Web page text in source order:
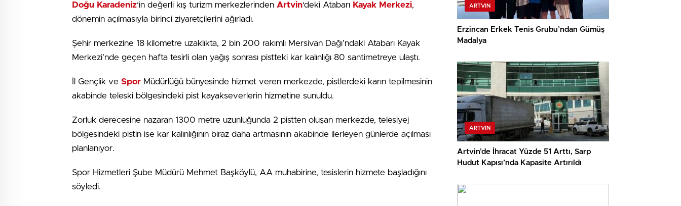
Doğu Karadeniz‘in değerli kış turizm merkezlerinden Artvin‘deki Atabarı Kayak Merkezi,
dönemin açılmasıyla birinci ziyaretçilerini ağırladı.
Şehir merkezine 18 kilometre uzaklıkta, 2 bin 200 rakımlı Mersivan Dağı’ndaki Atabarı Kayak
Merkezi’nde geçen hafta tesirli olan yağış sonrası pistteki kar kalınlığı 80 santimetreye ulaştı.
İl Gençlik ve Spor Müdürlüğü bünyesinde hizmet veren merkezde, pistlerdeki karın tepilmesinin
akabinde teleski bölgesindeki pist kayakseverlerin hizmetine sunuldu.
Zorluk derecesine nazaran 1300 metre uzunluğunda 2 pistten oluşan merkezde, telesiyej
bölgesindeki pistin ise kar kalınlığının biraz daha artmasının akabinde ilerleyen günlerde açılması
planlanıyor.
Spor Hizmetleri Şube Müdürü Mehmet Başköylü, AA muhabirine, tesislerin hizmete başladığını
söyledi.
ARTVIN
Erzincan Erkek Tenis Grubu’ndan Gümüş
Madalya
ARTVIN
Artvin’de İhracat Yüzde 51 Arttı, Sarp
Hudut Kapısı’nda Kapasite Artırıldı